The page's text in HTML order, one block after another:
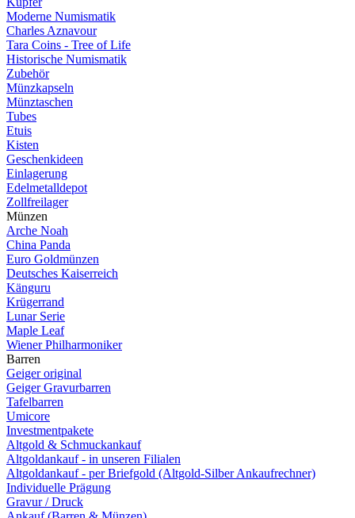
Moderne Numismatik
Charles Aznavour
Tara Coins - Tree of Life
Historische Numismatik
Zubehör
Münzkapseln
Münztaschen
Tubes
Etuis
Kisten
Geschenkideen
Einlagerung
Edelmetalldepot
Zollfreilager
Münzen
Arche Noah
China Panda
Euro Goldmünzen
Deutsches Kaiserreich
Känguru
Krügerrand
Lunar Serie
Maple Leaf
Wiener Philharmoniker
Barren
Geiger original
Geiger Gravurbarren
Tafelbarren
Umicore
Investmentpakete
Altgold & Schmuckankauf
Altgoldankauf - in unseren Filialen
Altgoldankauf - per Briefgold (Altgold-Silber Ankaufrechner)
Individuelle Prägung
Gravur / Druck